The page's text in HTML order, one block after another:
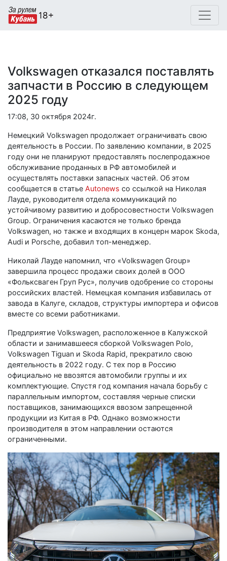
Volkswagen отказался поставлять
запчасти в Россию в следующем
2025 году
17:08, 30 октября 2024г.
Немецкий Volkswagen продолжает ограничивать свою
деятельность в России. По заявлению компании, в 2025
году они не планируют предоставлять послепродажное
обслуживание проданных в РФ автомобилей и
осуществлять поставки запасных частей. Об этом
сообщается в статье Autonews со ссылкой на Николая
Лауде, руководителя отдела коммуникаций по
устойчивому развитию и добросовестности Volkswagen
Group. Ограничения касаются не только бренда
Volkswagen, но также и входящих в концерн марок Skoda,
Audi и Porsche, добавил топ-менеджер.
Николай Лауде напомнил, что «Volkswagen Group»
завершила процесс продажи своих долей в ООО
«Фольксваген Груп Рус», получив одобрение со стороны
российских властей. Немецкая компания избавилась от
завода в Калуге, складов, структуры импортера и офисов
вместе со всеми работниками.
Предприятие Volkswagen, расположенное в Калужской
области и занимавшееся сборкой Volkswagen Polo,
Volkswagen Tiguan и Skoda Rapid, прекратило свою
деятельность в 2022 году. С тех пор в Россию
официально не ввозятся автомобили группы и их
комплектующие. Спустя год компания начала борьбу с
параллельным импортом, составляя черные списки
поставщиков, занимающихся ввозом запрещенной
продукции из Китая в РФ. Однако возможности
производителя в этом направлении остаются
ограниченными.